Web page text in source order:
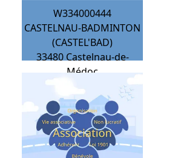
W334000444
CASTELNAU-BADMINTON
(CASTEL'BAD)
33480 Castelnau-de-
Médoc